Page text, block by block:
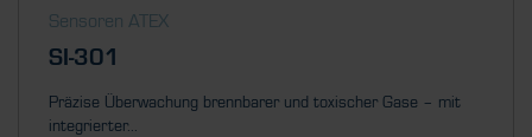
Sensoren ATEX
SI-301
Präzise Überwachung brennbarer und toxischer Gase – mit
integrierter...